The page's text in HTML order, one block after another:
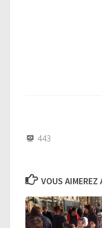
443
VOUS AIMEREZ